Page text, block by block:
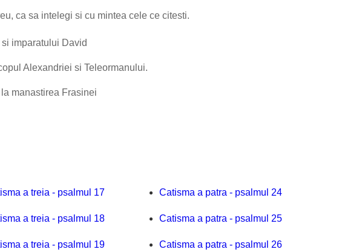
ca sa intelegi si cu mintea cele ce citesti.
imparatului David
Alexandriei si Teleormanului.
manastirea Frasinei
a treia - psalmul 17
a treia - psalmul 18
a treia - psalmul 19
Catisma a patra - psalmul 24
Catisma a patra - psalmul 25
Catisma a patra - psalmul 26